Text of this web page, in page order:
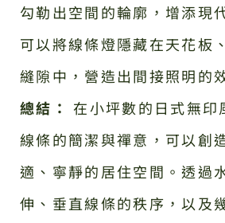
勾勒出空間的輪廓，增添現
可以將線條燈隱藏在天花板
縫隙中，營造出間接照明的
總結：
在小坪數的日式無印
線條的簡潔與禪意，可以創
適、寧靜的居住空間。透過
伸、垂直線條的秩序，以及